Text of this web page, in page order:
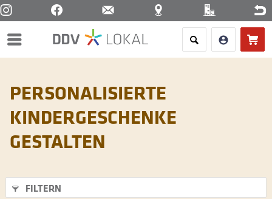
Menü
PERSONALISIERTE
KINDERGESCHENKE
GESTALTEN
FILTERN